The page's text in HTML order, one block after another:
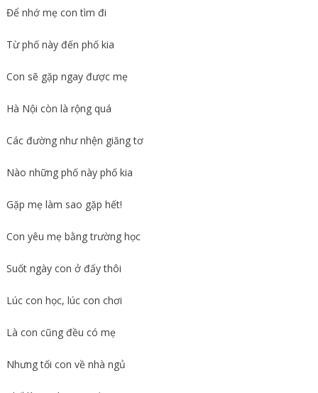
Để nhớ mẹ con tìm đi
Từ phố này đến phố kia
Con sẽ gặp ngay được mẹ
Hà Nội còn là rộng quá
Các đường như nhện giăng tơ
Nào những phố này phố kia
Gặp mẹ làm sao gặp hết!
Con yêu mẹ bằng trường học
Suốt ngày con ở đấy thôi
Lúc con học, lúc con chơi
Là con cũng đều có mẹ
Nhưng tối con về nhà ngủ